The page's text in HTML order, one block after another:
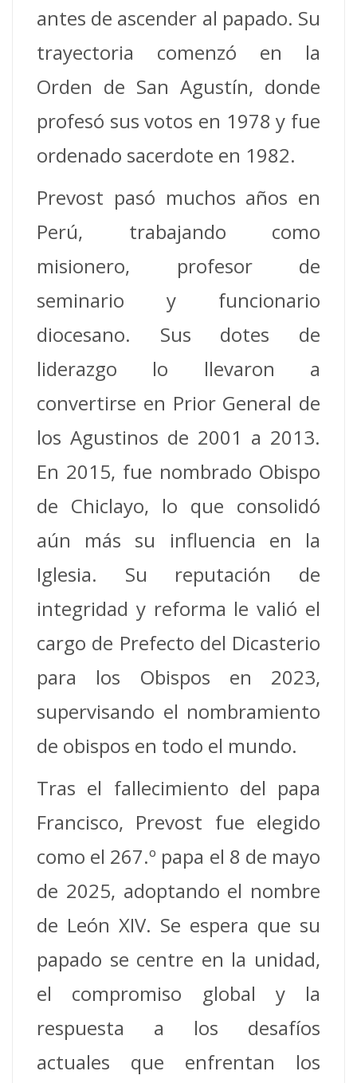
antes de ascender al papado. Su
trayectoria comenzó en la
Orden de San Agustín, donde
profesó sus votos en 1978 y fue
ordenado sacerdote en 1982.
Prevost pasó muchos años en
Perú, trabajando como
misionero, profesor de
seminario y funcionario
diocesano. Sus dotes de
liderazgo lo llevaron a
convertirse en Prior General de
los Agustinos de 2001 a 2013.
En 2015, fue nombrado Obispo
de Chiclayo, lo que consolidó
aún más su influencia en la
Iglesia. Su reputación de
integridad y reforma le valió el
cargo de Prefecto del Dicasterio
para los Obispos en 2023,
supervisando el nombramiento
de obispos en todo el mundo.
Tras el fallecimiento del papa
Francisco, Prevost fue elegido
como el 267.º papa el 8 de mayo
de 2025, adoptando el nombre
de León XIV. Se espera que su
papado se centre en la unidad,
el compromiso global y la
respuesta a los desafíos
actuales que enfrentan los